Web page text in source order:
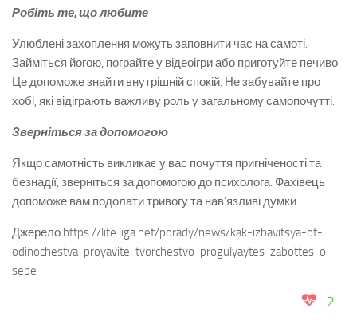
Робіть те, що любите
Улюблені захоплення можуть заповнити час на самоті.
Займіться йогою, пограйте у відеоігри або приготуйте печиво.
Це допоможе знайти внутрішній спокій. Не забувайте про
хобі, які відіграють важливу роль у загальному самопочутті.
Зверніться за допомогою
Якщо самотність викликає у вас почуття пригніченості та
безнадії, зверніться за допомогою до психолога. Фахівець
допоможе вам подолати тривогу та нав’язливі думки.
Джерело https://life.liga.net/porady/news/kak-izbavitsya-ot-
odinochestva-proyavite-tvorchestvo-progulyaytes-zabottes-o-
sebe
2